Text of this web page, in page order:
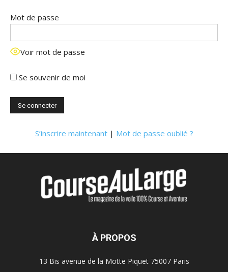
Mot de passe
Voir mot de passe
Se souvenir de moi
S’inscrire maintenant| Mot de passe oublié ?
À PROPOS
13 Bis avenue de la Motte Piquet 75007 Paris